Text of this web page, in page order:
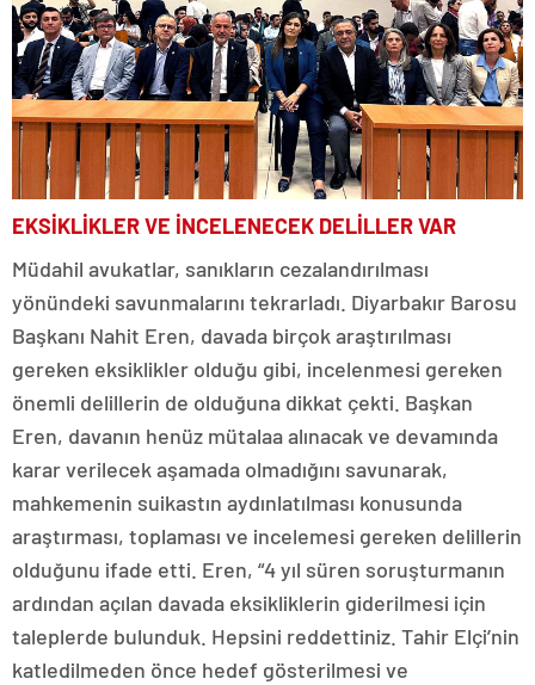
EKSİKLİKLER VE İNCELENECEK DELİLLER VAR
Müdahil avukatlar, sanıkların cezalandırılması
yönündeki savunmalarını tekrarladı. Diyarbakır Barosu
Başkanı Nahit Eren, davada birçok araştırılması
gereken eksiklikler olduğu gibi, incelenmesi gereken
önemli delillerin de olduğuna dikkat çekti. Başkan
Eren, davanın henüz mütalaa alınacak ve devamında
karar verilecek aşamada olmadığını savunarak,
mahkemenin suikastın aydınlatılması konusunda
araştırması, toplaması ve incelemesi gereken delillerin
olduğunu ifade etti. Eren, “4 yıl süren soruşturmanın
ardından açılan davada eksikliklerin giderilmesi için
taleplerde bulunduk. Hepsini reddettiniz. Tahir Elçi’nin
katledilmeden önce hedef gösterilmesi ve